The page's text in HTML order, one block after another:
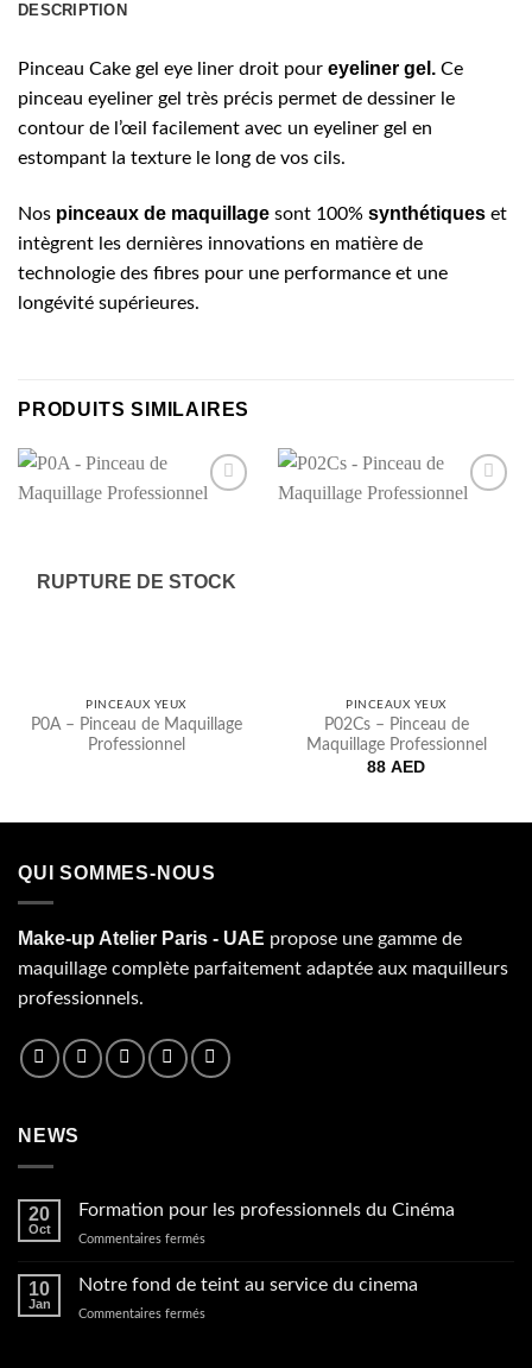
DESCRIPTION
Pinceau Cake gel eye liner droit pour eyeliner gel. Ce
pinceau eyeliner gel très précis permet de dessiner le
contour de l’œil facilement avec un eyeliner gel en
estompant la texture le long de vos cils.
Nos pinceaux de maquillage sont 100% synthétiques et
intègrent les dernières innovations en matière de
technologie des fibres pour une performance et une
longévité supérieures.
PRODUITS SIMILAIRES
RUPTURE DE STOCK
PINCEAUX YEUX
P0A – Pinceau de Maquillage
Professionnel
PINCEAUX YEUX
P02Cs – Pinceau de
Maquillage Professionnel
88 AED
QUI SOMMES-NOUS
Make-up Atelier Paris - UAE propose une gamme de
maquillage complète parfaitement adaptée aux maquilleurs
professionnels.
NEWS
20
Oct
Formation pour les professionnels du Cinéma
Commentaires ferméssur
pour
professionnels
10
Jan
Notre fond de teint au service du cinema
Commentaires ferméssur